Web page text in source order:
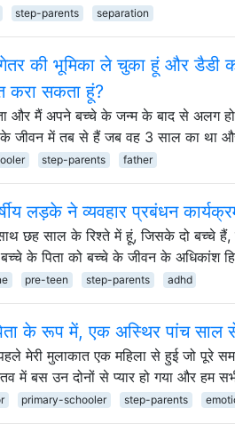
step-parents separation
की भूमिका ले चुका हूं और डैडी
करा सकता हूं?
और मैं अपने बच्चे के जन्म के बाद से अलग
के जीवन में तब से हैं जब वह 3 साल का था
step-parents father
लड़के ने व्यवहार प्रबंधन
छह साल के रिश्ते में हूं, जिसके दो बच्चे
के पिता को बच्चे के जीवन के अधिकांश
pre-teen step-parents adhd
के रूप में, एक अस्थिर पांच साल से
मेरी मुलाकात एक महिला से हुई जो पूरे
में बस उन दोनों से प्यार हो गया और हम
primary-schooler step-parents